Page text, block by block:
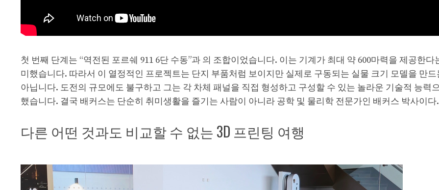
첫 번째 단계는 “역전된 포르쉐 911 6단 수동”과 의 조합이었습니다. 이는 기계가 최대 약 600마력을 제공한다
미했습니다. 따라서 이 열정적인 프로젝트는 단지 부품처럼 보이지만 실제로 구동되는 실물 크기 모델을 만드
아닙니다. 도전의 규모에도 불구하고 그는 각 차체 패널을 직접 형성하고 구성할 수 있는 놀라운 기술적 능력
했습니다. 결국 배커스는 단순히 취미생활을 즐기는 사람이 아니라 공학 및 물리학 전문가인 배커스 박사이다.
다른 어떤 것과도 비교할 수 없는 3D 프린팅 여행